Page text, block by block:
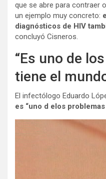
que se abre para contraer
un ejemplo muy concreto:
diagnósticos de HIV
concluyó Cisneros.
“Es uno de
tiene el
El infectólogo Eduardo
es “uno d elos